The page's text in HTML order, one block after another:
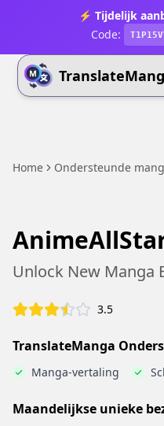
⚡ Tijdelijk
Code:
Home Ondersteunde
Unlock New Manga
3.5
TranslateManga
Manga-vertaling
Maandelijkse unieke